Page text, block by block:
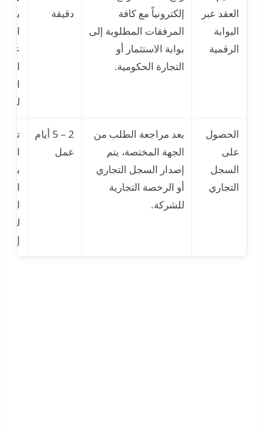
العقد عبر
البوابة
الرقمية
إلكترونياً مع كافة
المرفقات المطلوبة إلى
بوابة الاستثمار أو
التجارة الحكومية.
دقيقة
عدم
الحصول
على
السجل
التجاري
بعد مراجعة الطلب من
الجهة المختصة، يتم
إصدار السجل التجاري
أو الرخصة التجارية
للشركة.
2 – 5 أيام
عمل